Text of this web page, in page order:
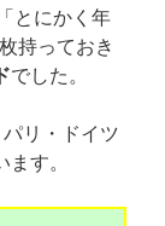
とにかく年
持っておき
でした。
リ・ドイツ
す。